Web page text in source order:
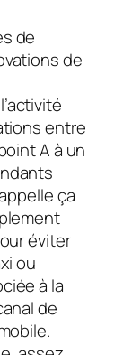
de
de
entre
A à un
ça
éviter
ou
à la
de